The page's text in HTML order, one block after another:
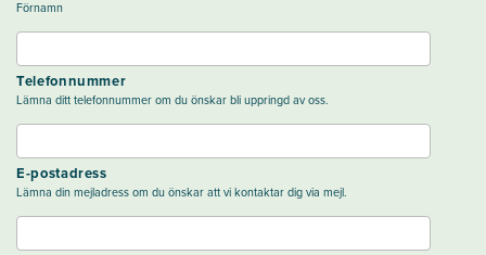
Förnamn
Telefonnummer
Lämna ditt telefonnummer om du önskar bli uppringd av oss.
E-postadress
Lämna din mejladress om du önskar att vi kontaktar dig via mejl.